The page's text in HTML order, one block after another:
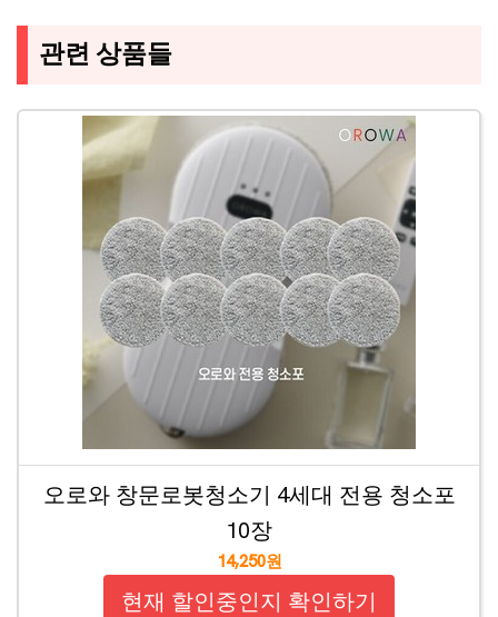
관련 상품들
오로와 창문로봇청소기 4세대 전용 청소포
10장
14,250원
현재 할인중인지 확인하기